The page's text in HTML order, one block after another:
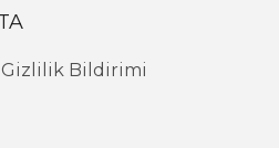
Gizlilik Bildirimi